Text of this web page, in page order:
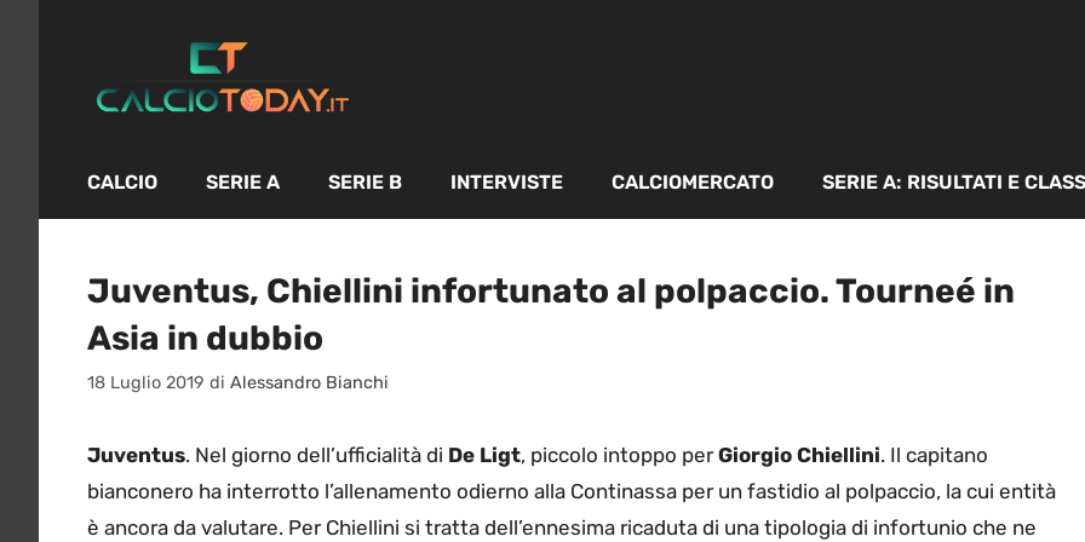
contenuto
CALCIO SERIE A SERIE B INTERVISTE CALCIOMERCATO SERIE A: RISULTATI E
Juventus, Chiellini infortunato al polpaccio. Tourneé in
Asia in dubbio
18 Luglio 2019 di Alessandro Bianchi
Juventus. Nel giorno dell’ufficialità di De Ligt, piccolo intoppo perGiorgio Chiellini. Il capitano
bianconero ha interrotto l’allenamento odierno alla Continassa per un fastidio al polpaccio, la cui entità
è ancora da valutare. Per Chiellini si tratta dell’ennesima ricaduta di una tipologia di infortunio che ne